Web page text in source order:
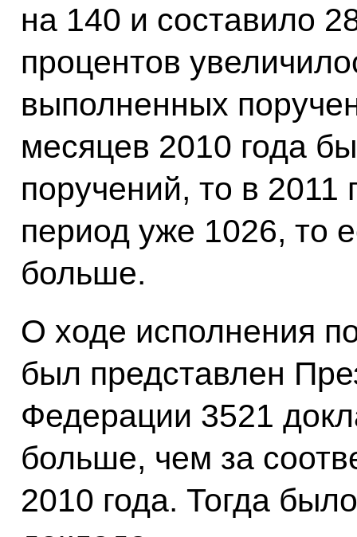
на 140 и составило
процентов
выполненных
месяцев 2010 года
поручений, то в 2011
период уже 1026, то
больше.
О ходе исполнения
был представлен
Федерации 3521
больше, чем за
2010 года. Тогда